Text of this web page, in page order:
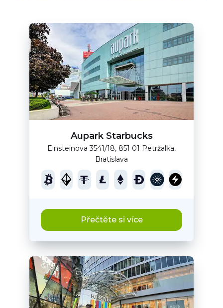
Aupark Starbucks
Einsteinova 3541/18, 851 01 Petržalka,
Bratislava
Přečtěte si více